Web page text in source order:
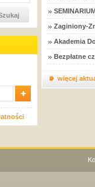
Zaginiony-
Akademia
Bezpłatne
więcej